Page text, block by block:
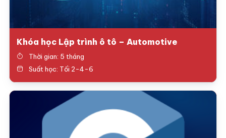
Khóa học Lập trình ô tô – Automotive
Thời gian: 5 tháng
Suất học: Tối 2-4-6